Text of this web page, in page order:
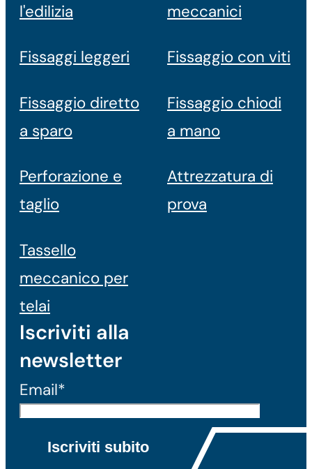
l'edilizia
meccanici
Fissaggi leggeri Fissaggio con viti
Fissaggio diretto
a sparo
Fissaggio chiodi
a mano
Perforazione e
taglio
Attrezzatura di
prova
Tassello
meccanico per
telai
Iscriviti alla
newsletter
Email*